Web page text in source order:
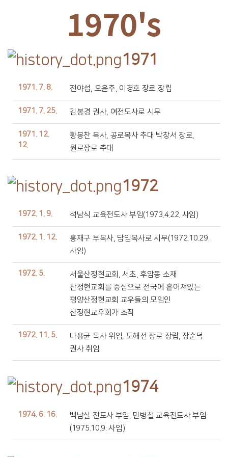
1970's
1971
1971. 7. 8. 전야섭, 오윤주, 이경호 장로 장립
1971. 7. 25. 김봉경 권사, 여전도사로 시무
1971. 12.
12.
황봉찬 목사, 공로목사 추대 박창서 장로,
원로장로 추대
1972
1972. 1. 9. 석남식 교육전도사 부임(1973.4.22. 사임)
1972. 1. 12.
홍재구 부목사, 담임목사로 시무(1972.10.29.
사임)
1972. 5.
서울산정현교회, 서초, 후암동 소재
산정현교회를 중심으로 전국에 흩어져있는
평양산정현교회 교우들의 모임인
산정현교우회가 조직
1972. 11. 5.
나용균 목사 위임, 도해선 장로 장립, 장순덕
권사 취임
1974
1974. 6. 16.
백남실 전도사 부임, 민병철 교육전도사 부임
(1975.10.9. 사임)